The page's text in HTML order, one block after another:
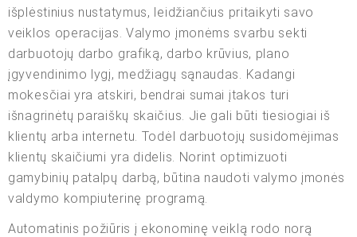
išplėstinius nustatymus, leidžiančius pritaikyti savo
veiklos operacijas. Valymo įmonėms svarbu sekti
darbuotojų darbo grafiką, darbo krūvius, plano
įgyvendinimo lygį, medžiagų sąnaudas. Kadangi
mokesčiai yra atskiri, bendrai sumai įtakos turi
išnagrinėtų paraiškų skaičius. Jie gali būti tiesiogiai iš
klientų arba internetu. Todėl darbuotojų susidomėjimas
klientų skaičiumi yra didelis. Norint optimizuoti
gamybinių patalpų darbą, būtina naudoti valymo įmonės
valdymo kompiuterinę programą.
Automatinis požiūris į ekonominę veiklą rodo norą